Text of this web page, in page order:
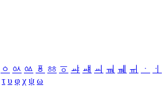
ㆁ ㆂ ㆃ ㆄ ㆅ ㆆ ㆇ ㆈ ㆉ ㆊ ㆋ ㆌ ㆍ
ㆎ
τ υ φ χ ψ ω